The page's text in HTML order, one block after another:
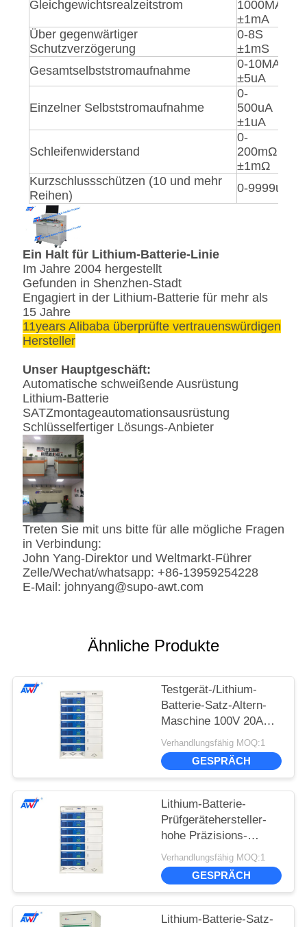
Gleichgewichtsrealzeitstrom
1000MA
±1mA
Über gegenwärtiger
Schutzverzögerung
0-8S
±1mS
Gesamtselbststromaufnahme
0-10MA
±5uA
Einzelner Selbststromaufnahme
0-
500uA
±1uA
Schleifenwiderstand
0-
200mΩ
±1mΩ
Kurzschlussschützen (10 und mehr
Reihen)
0-9999u
Ein Halt für Lithium-Batterie-Linie
Im Jahre 2004 hergestellt
Gefunden in Shenzhen-Stadt
Engagiert in der Lithium-Batterie für mehr als
15 Jahre
11years Alibaba überprüfte vertrauenswürdigen
Hersteller
Unser Hauptgeschäft:
Automatische schweißende Ausrüstung
Lithium-Batterie
SATZmontageautomationsausrüstung
Schlüsselfertiger Lösungs-Anbieter
Treten Sie mit uns bitte für alle mögliche Fragen
in Verbindung:
John Yang-Direktor und Weltmarkt-Führer
Zelle/Wechat/whatsapp: +86-13959254228
E-Mail: johnyang@supo-awt.com
Ähnliche Produkte
Testgerät-/Lithium-
Batterie-Satz-Altern-
Maschine 100V 20A
der Batterie-AWT-7020
und der Zelle
Verhandlungsfähig MOQ:1
GESPRÄCH
Lithium-Batterie-
Prüfgerätehersteller-
hohe Präzisions-
Kalibrierung 100V 20A
1400W
Verhandlungsfähig MOQ:1
GESPRÄCH
Lithium-Batterie-Satz-